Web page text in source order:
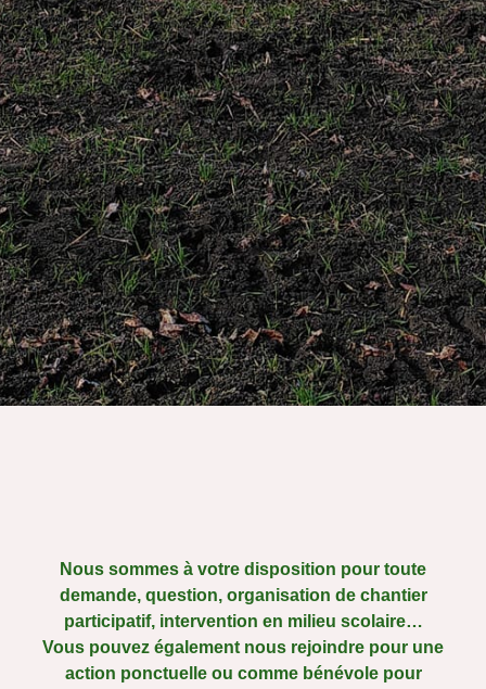
Nous sommes à votre disposition pour toute
demande, question, organisation de chantier
participatif, intervention en milieu scolaire…
Vous pouvez également nous rejoindre pour une
action ponctuelle ou comme bénévole pour